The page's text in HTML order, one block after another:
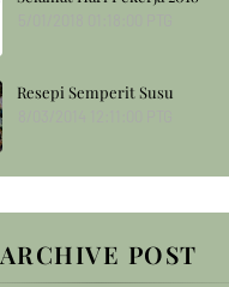
Resepi Semperit Susu
ARCHIVE POST